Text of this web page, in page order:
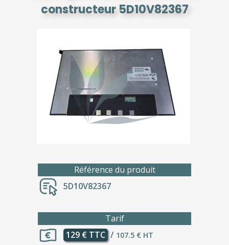
constructeur 5D10V82367
Référence du produit
5D10V82367
Tarif
129 € TTC / 107.5 € HT